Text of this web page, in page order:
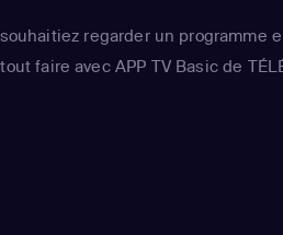
regarder un programme
faire avec APP TV Basic de